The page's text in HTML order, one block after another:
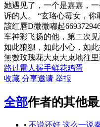
她遇见了，一个是嘉嘉，
诉的人。 “玄珞心霉女，
該红唇D微微嘟起
车神彩飞扬的他，第二次
如此狼狈，如此小心，如
無數玫瑰花大束大束地往
路过雷人 握手鲜花鸡蛋
收藏 分享邀请 举报
全部作者的其他
• 不说还好 这么一说